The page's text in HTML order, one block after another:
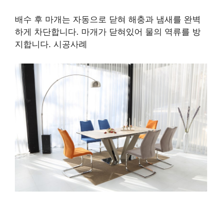
배수 후 마개는 자동으로 닫혀 해충과 냄새를 완벽
하게 차단합니다. 마개가 닫혀있어 물의 역류를 방
지합니다. 시공사례